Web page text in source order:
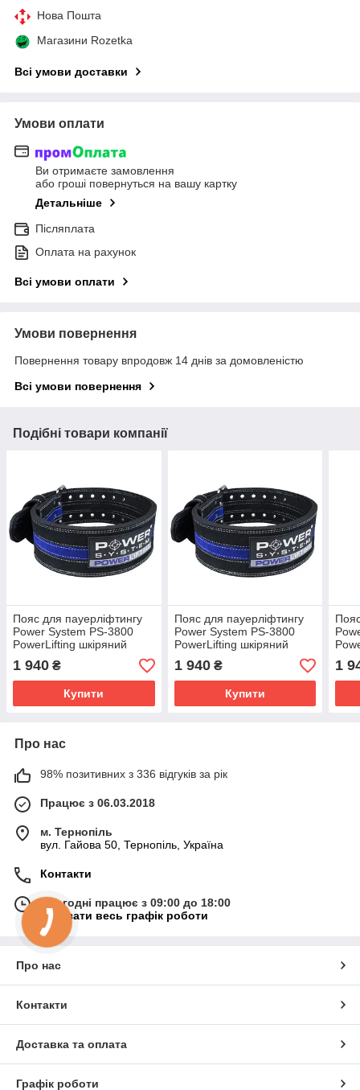
Нова Пошта
Магазини Rozetka
Всі умови доставки
Умови оплати
Ви отримаєте замовлення
або гроші повернуться на вашу картку
Детальніше
Післяплата
Оплата на рахунок
Всі умови оплати
Умови повернення
Повернення товару впродовж 14 днів за домовленістю
Всі умови повернення
Подібні товари компанії
Пояс для пауерліфтингу
Power System PS-3800
PowerLifting шкіряний
Black/Blue Line M
1 940 ₴
Купити
Пояс для пауерліфтингу
Power System PS-3800
PowerLifting шкіряний
Black/Blue Line XL
1 940₴
Купити
1
Про нас
98% позитивних з 336 відгуків за рік
Працює з 06.03.2018
м. Тернопіль
вул. Гайова 50, Тернопіль, Україна
Контакти
Сьогодні працює з 09:00 до 18:00
Показати весь графік роботи
Про нас
Контакти
Доставка та оплата
Графік роботи